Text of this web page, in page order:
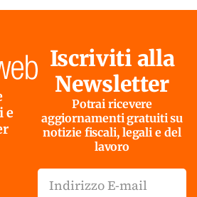
e
Iscriviti alla
Newsletter
Potrai ricevere
aggiornamenti gratuiti su
notizie fiscali, legali e del
lavoro